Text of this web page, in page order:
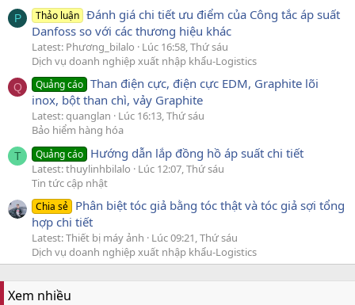
P Thảo luận Đánh giá chi tiết ưu điểm của Công tắc áp suất
Danfoss so với các thương hiệu khác
Latest: Phương_bilalo
Lúc 16:58, Thứ sáu
Dịch vụ doanh nghiệp xuất nhập khẩu-Logistics
Q Quảng cáo Than điện cực, điện cực EDM, Graphite lõi
inox, bột than chì, vảy Graphite
Latest: quanglan
Lúc 16:13, Thứ sáu
Bảo hiểm hàng hóa
T Quảng cáo Hướng dẫn lắp đồng hồ áp suất chi tiết
Latest: thuylinhbilalo
Lúc 12:07, Thứ sáu
Tin tức cập nhật
Chia sẻ Phân biệt tóc giả bằng tóc thật và tóc giả sợi tổng
hợp chi tiết
Latest: Thiết bị máy ảnh
Lúc 09:21, Thứ sáu
Dịch vụ doanh nghiệp xuất nhập khẩu-Logistics
Xem nhiều